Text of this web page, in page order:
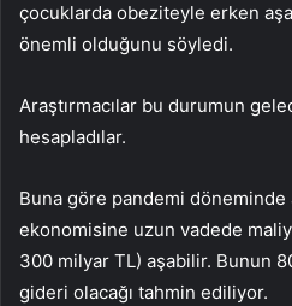
çocuklarda obeziteyle erken
önemli olduğunu söyledi.
Araştırmacılar bu durumun
hesapladılar.
Buna göre pandemi
ekonomisine uzun vadede
300 milyar TL) aşabilir. Bunun
gideri olacağı tahmin ediliyor.